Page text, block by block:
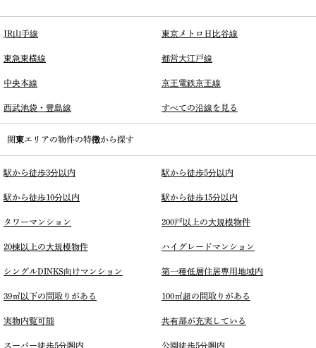
JR山手線 東京メトロ日比谷線
東急東横線 都営大江戸線
中央本線 京王電鉄京王線
西武池袋・豊島線 すべての沿線を見る
関東エリアの物件の特徴から探す
駅から徒歩3分以内 駅から徒歩5分以内
駅から徒歩10分以内 駅から徒歩15分以内
タワーマンション 200戸以上の大規模物件
20棟以上の大規模物件 ハイグレードマンション
シングルDINKS向けマンション 第一種低層住居専用地域内
39㎡以下の間取りがある 100㎡超の間取りがある
実物内覧可能 共有部が充実している
スーパー徒歩5分圏内 公園徒歩5分圏内